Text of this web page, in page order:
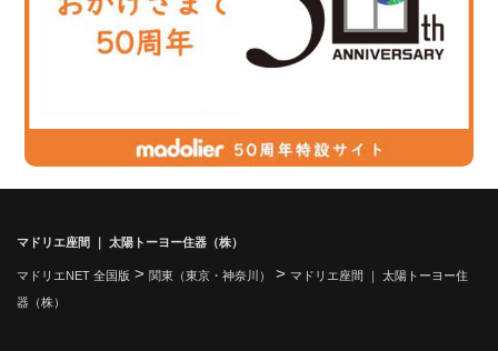
マドリエ座間 ｜ 太陽トーヨー住器（株）
マドリエNET 全国版 > 関東（東京・神奈川） > マドリエ座間 ｜ 太陽トーヨー住
器（株）